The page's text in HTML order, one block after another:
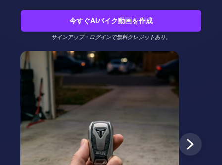
今すぐAIバイク動画を作成
サインアップ・ログインで無料クレジットあり。